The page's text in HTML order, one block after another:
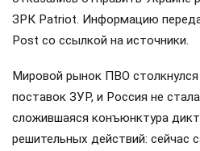
ЗРК Patriot. Информацию
Post со ссылкой на источники.
Мировой рынок ПВО
поставок ЗУР, и Россия не
сложившаяся конъюнктура
решительных действий: сейчас